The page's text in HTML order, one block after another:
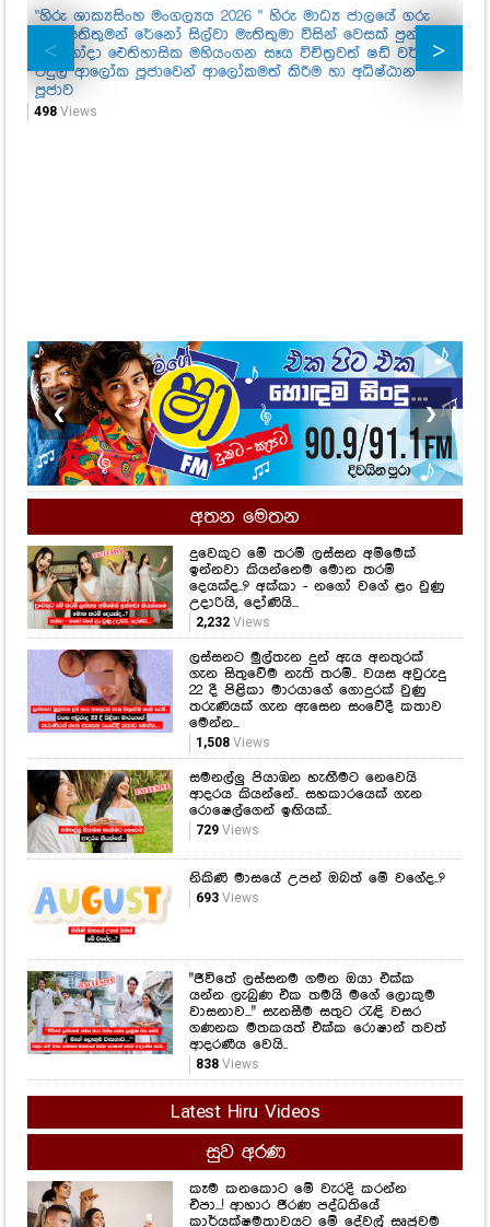
"හිරු ශාක්‍යසිංහ මංගල්‍යය 2026 " හිරු මාධ්‍ය ජාලයේ ගරු
සභාපතිතුමන් රේනෝ සිල්වා මැතිතුමා විසින් වෙසක් පුන්
පොහෝදා ඓතිහාසික මහියංගන සෑය විචිත්‍රවත් ෂඩ් වර්ණ
විදුලි ආලෝක පූජාවෙන් ආලෝකමත් කිරීම හා අධිෂ්ඨාන
පූජාව
498 Views
❮ ❯
අතන මෙතන
දුවෙකුට මේ තරම් ලස්සන අම්මෙක්
ඉන්නවා කියන්නෙම මොන තරම්
දෙයක්ද..? අක්කා - නගෝ වගේ ළං වුණු
උදාරියි, දෝණියි...
2,232Views
ලස්සනට මුල්තැන දුන් ඇය අනතුරක්
ගැන සිතුවේම නැති තරම්.. වයස අවුරුදු
22 දී පිළිකා මාරයාගේ ගොදුරක් වුණු
තරුණියක් ගැන ඇසෙන සංවේදී කතාව
මෙන්න...
1,508Views
සමනල්ලු පියාඹන හැඟීමට නෙවෙයි
ආදරය කියන්නේ.. සහකාරයෙක් ගැන
රොෂෙල්ගෙන් ඉඟියක්..
729Views
නිකිණි මාසයේ උපන් ඔබත් මේ වගේද..?
693Views
"ජීවිතේ ලස්සනම ගමන ඔයා එක්ක
යන්න ලැබුණ එක තමයි මගේ ලොකුම
වාසනාව..." සැනසීම සතුට රැඳි වසර
ගණනක මතකයත් එක්ක රොෂාන් තවත්
ආදරණීය වෙයි..
838Views
Latest Hiru Videos
සුව අරණ
කෑම කනකොට මේ වැරදි කරන්න
එපා...! ආහාර ජීරණ පද්ධතියේ
කාර්යක්ෂමතාවයට මේ දේවල් සෘජුවම